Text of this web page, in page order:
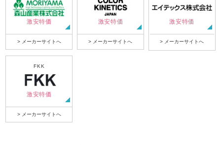
激安特価
> メーカーサイトへ
激安特価
> メーカーサイトへ
激安特価
> メーカーサイトへ
FKK
激安特価
> メーカーサイトへ